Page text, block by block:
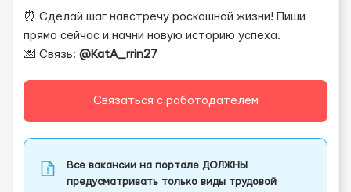
⏰ Сделай шаг навстречу роскошной жизни! Пиши
прямо сейчас и начни новую историю успеха.
💌 Связь: @KatA_rrin27
Связаться с работодателем
Все вакансии на портале ДОЛЖНЫ
предусматривать только виды трудовой